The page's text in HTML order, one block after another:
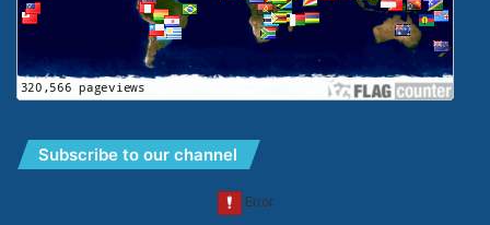
Subscribe to our channel